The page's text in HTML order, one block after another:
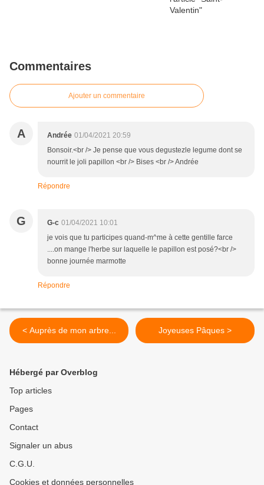
Commentaires
Ajouter un commentaire
A Andrée 01/04/2021 20:59
Bonsoir.<br /> Je pense que vous degustezle legume dont se
nourrit le joli papillon <br /> Bises <br /> Andrée
Répondre
G G-c 01/04/2021 10:01
je vois que tu participes quand-m^me à cette gentille farce
....on mange l'herbe sur laquelle le papillon est posé?<br />
bonne journée marmotte
Répondre
< Auprès de mon arbre... Joyeuses Pâques >
Hébergé par Overblog
Top articles
Pages
Contact
Signaler un abus
C.G.U.
Cookies et données personnelles